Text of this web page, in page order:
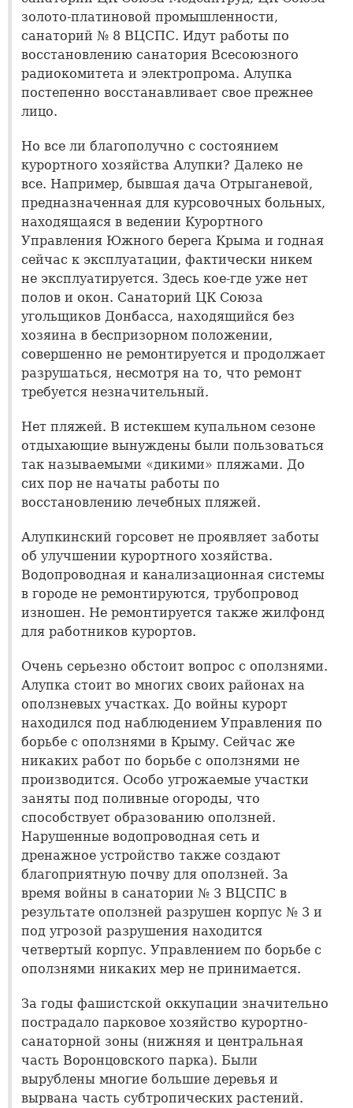
золото-платиновой промышленности,
санаторий № 8 ВЦСПС. Идут работы по
восстановлению санатория Всесоюзного
радиокомитета и электропрома. Алупка
постепенно восстанавливает свое прежнее
лицо.
Но все ли благополучно с состоянием
курортного хозяйства Алупки? Далеко не
все. Например, бывшая дача Отрыганевой,
предназначенная для курсовочных больных,
находящаяся в ведении Курортного
Управления Южного берега Крыма и годная
сейчас к эксплуатации, фактически никем
не эксплуатируется. Здесь кое-где уже нет
полов и окон. Санаторий ЦК Союза
угольщиков Донбасса, находящийся без
хозяина в беспризорном положении,
совершенно не ремонтируется и продолжает
разрушаться, несмотря на то, что ремонт
требуется незначительный.
Нет пляжей. В истекшем купальном сезоне
отдыхающие вынуждены были пользоваться
так называемыми «дикими» пляжами. До
сих пор не начаты работы по
восстановлению лечебных пляжей.
Алупкинский горсовет не проявляет заботы
об улучшении курортного хозяйства.
Водопроводная и канализационная системы
в городе не ремонтируются, трубопровод
изношен. Не ремонтируется также жилфонд
для работников курортов.
Очень серьезно обстоит вопрос с оползнями.
Алупка стоит во многих своих районах на
оползневых участках. До войны курорт
находился под наблюдением Управления по
борьбе с оползнями в Крыму. Сейчас же
никаких работ по борьбе с оползнями не
производится. Особо угрожаемые участки
заняты под поливные огороды, что
способствует образованию оползней.
Нарушенные водопроводная сеть и
дренажное устройство также создают
благоприятную почву для оползней. За
время войны в санатории № 3 ВЦСПС в
результате оползней разрушен корпус № 3 и
под угрозой разрушения находится
четвертый корпус. Управлением по борьбе с
оползнями никаких мер не принимается.
За годы фашистской оккупации значительно
пострадало парковое хозяйство курортно-
санаторной зоны (нижняя и центральная
часть Воронцовского парка). Были
вырублены многие большие деревья и
вырвана часть субтропических растений.